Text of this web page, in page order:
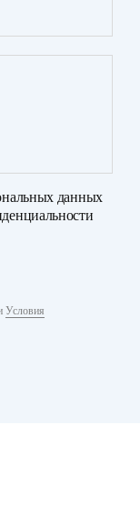
данных
Условия